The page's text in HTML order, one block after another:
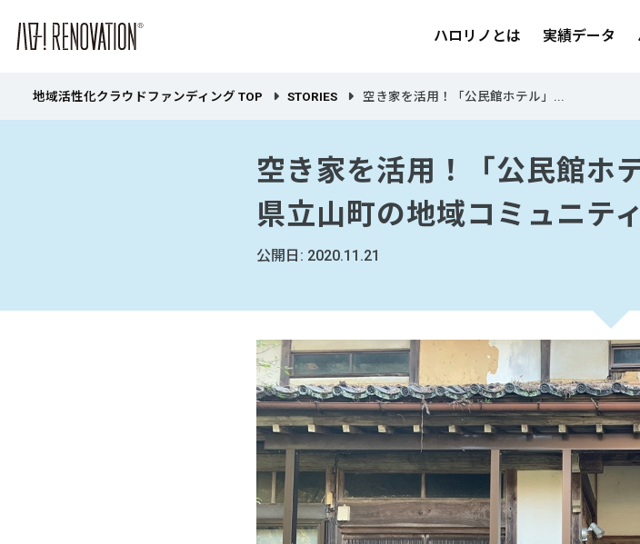
ハロリノとは 実績データ
地域活性化クラウドファンディング TOP STORIES 空き家を活用！「公民館ホテル」...
空き家を活用！「公民館ホ
県立山町の地域コミュニティ
公開日: 2020.11.21